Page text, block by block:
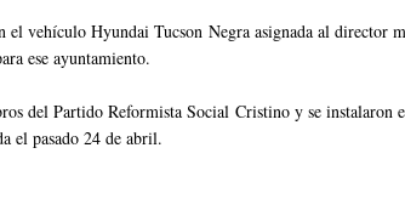
el vehículo Hyundai Tucson Negra asignada al director
ese ayuntamiento.
del Partido Reformista Social Cristino y se instalaron
el pasado 24 de abril.